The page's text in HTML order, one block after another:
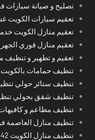
تصليح و صيانة سيارات
تعقيم سيارات الكويت
تعقيم منازل الكويت خدمة
تعقيم منازل فوري
تعقيم و تطهير و تنظيف
تنظيف حمامات
تنظيف ستائر حولي
تنظيف شقق بحولي
تنظيف مطاعم و
تنظيف منازل العاصمة
تنظيف منازل الكويت 55549242